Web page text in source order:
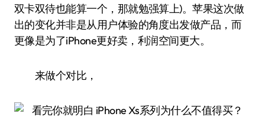
双卡双待也能算一个，那就勉强算上)。苹果这次做
出的变化并非是从用户体验的角度出发做产品，而
更像是为了iPhone更好卖，利润空间更大。
来做个对比，